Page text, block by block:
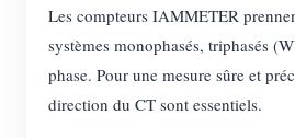
Les compteurs IAMMETER
systèmes monophasés, triphasés
phase. Pour une mesure sûre et
direction du CT sont essentiels.